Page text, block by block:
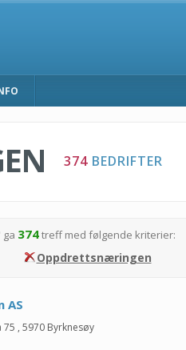
374 BEDRIFTER
ga 374treff med følgende kriterier:
Oppdrettsnæringen
AS
75 , 5970 Byrknesøy